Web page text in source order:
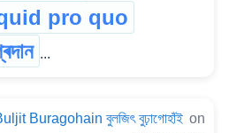
pro quo
...
Buragohain বুলজিৎ বুঢ়াগোহাঁই on